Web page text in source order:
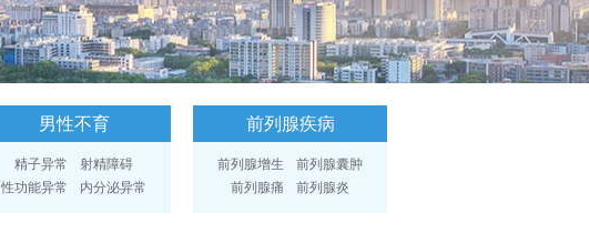
男性不育
精子异常
射精障碍
性功能异常
内分泌异常
前列腺疾病
前列腺增生
前列腺囊肿
前列腺痛
前列腺炎